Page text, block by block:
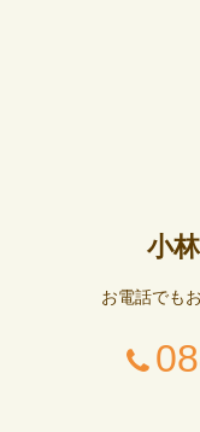
小
お電話でも